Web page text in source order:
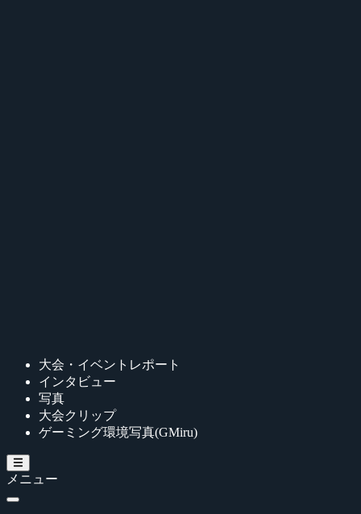
大会・イベントレポート
インタビュー
写真
大会クリップ
ゲーミング環境写真(GMiru)
メニュー